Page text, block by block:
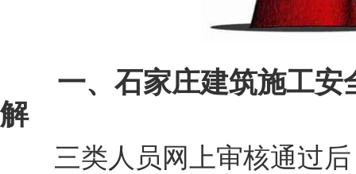
一、石家庄建筑施工安
解
三类人员网上审核通过后